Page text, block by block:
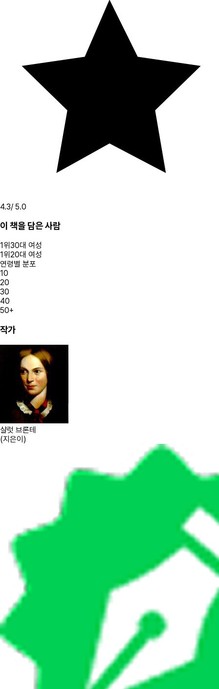
4.3/ 5.0
이 책을 담은 사람
1위 30대 여성
1위 20대 여성
연령별 분포
10
20
30
40
50+
작가
샬럿 브론테
(지은이 )